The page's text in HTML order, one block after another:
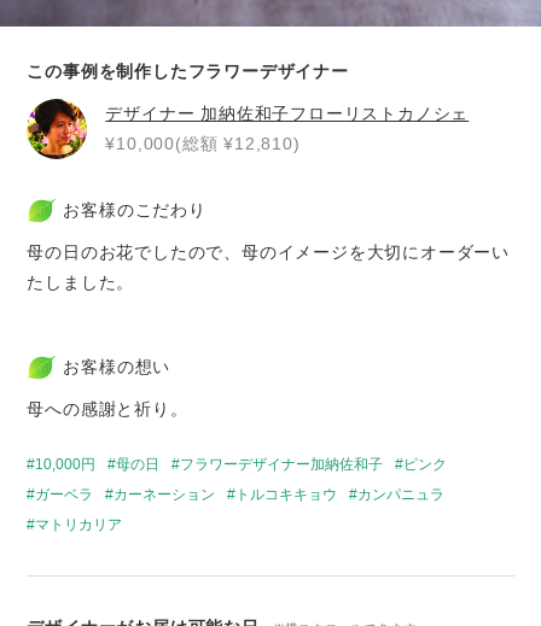
この事例を制作したフラワーデザイナー
デザイナー 加納佐和子フローリストカノシェ
¥10,000(総額 ¥12,810)
お客様のこだわり
母の日のお花でしたので、母のイメージを大切にオーダーい
たしました。
お客様の想い
母への感謝と祈り。
10,000円 母の日 フラワーデザイナー加納佐和子
ピンク
ガーベラ
カーネーション トルコキキョウ
カンパニュラ
マトリカリア